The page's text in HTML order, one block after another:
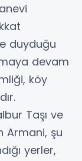
duyduğu
devam
köy
Taşı ve
Armani, şu
yerler,